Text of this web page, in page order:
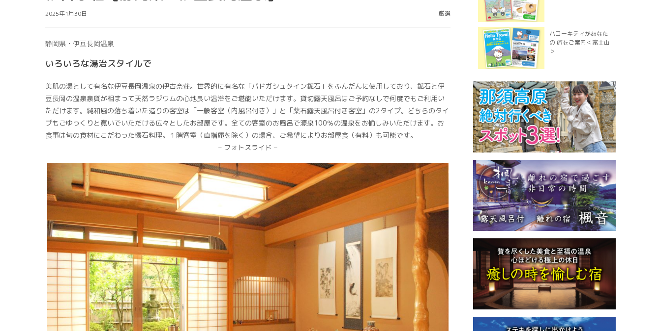
2025年1月30日 厳選
静岡県・伊豆長岡温泉
いろいろな湯治スタイルで
美肌の湯として有名な伊豆長岡温泉の伊古奈荘。世界的に有名な「バドガシュタイン鉱石」をふんだんに使用しており、鉱石と伊
豆長岡の温泉泉質が相まって天然ラジウムの心地良い温浴をご堪能いただけます。貸切露天風呂はご予約なしで何度でもご利用い
ただけます。純和風の落ち着いた造りの客室は「一般客室（内風呂付き）」と「薬石露天風呂付き客室」の2タイプ。どちらのタイ
プもごゆっくりと寛いでいただける広々としたお部屋です。全ての客室のお風呂で源泉100％の温泉をお愉しみいただけます。お
食事は旬の食材にこだわった懐石料理。１階客室（直指庵を除く）の場合、ご希望によりお部屋食（有料）も可能です。
– フォトスライド –
ハローキティがあなた
の 旅をご案内＜富士山
＞